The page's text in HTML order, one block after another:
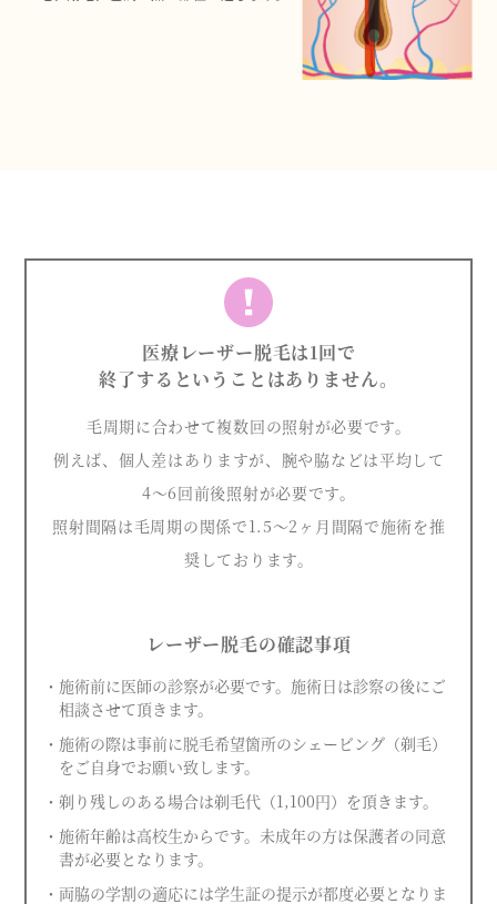
医療レーザー脱毛は1回で
終了するということはありません。
毛周期に合わせて複数回の照射が必要です。
例えば、個人差はありますが、腕や脇などは平均して
4〜6回前後照射が必要です。
照射間隔は毛周期の関係で1.5〜2ヶ月間隔で施術を推
奨しております。
レーザー脱毛の確認事項
・施術前に医師の診察が必要です。施術日は診察の後にご
相談させて頂きます。
・施術の際は事前に脱毛希望箇所のシェービング（剃毛）
をご自身でお願い致します。
・剃り残しのある場合は剃毛代（1,100円）を頂きます。
・施術年齢は高校生からです。未成年の方は保護者の同意
書が必要となります。
・両脇の学割の適応には学生証の提示が都度必要となりま